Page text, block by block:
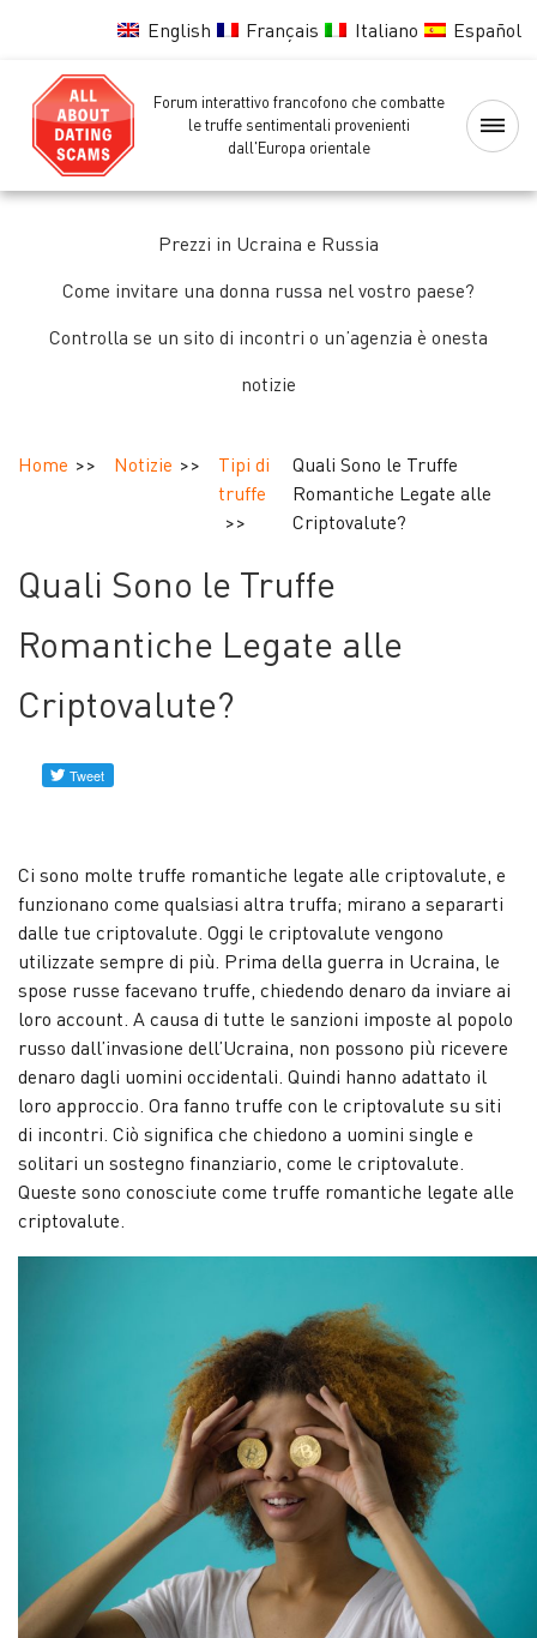
English Français Italiano Español
Forum interattivo francofono che combatte
le truffe sentimentali provenienti
dall'Europa orientale
Home
Lista
ragazze
verificati
Contattaci
Notizie
Prezzi in Ucraina e Russia
Come invitare una donna russa nel vostro paese?
Controlla se un sito di incontri o un’agenzia è onesta
notizie
Home Notizie
Tipi di
truffe
Quali Sono le Truffe
Romantiche Legate alle
Criptovalute?
Quali Sono le Truffe
Romantiche Legate alle
Criptovalute?
Ci sono molte truffe romantiche legate alle criptovalute, e
funzionano come qualsiasi altra truffa; mirano a separarti
dalle tue criptovalute. Oggi le criptovalute vengono
utilizzate sempre di più. Prima della guerra in Ucraina, le
spose russe facevano truffe, chiedendo denaro da inviare ai
loro account. A causa di tutte le sanzioni imposte al popolo
russo dall’invasione dell’Ucraina, non possono più ricevere
denaro dagli uomini occidentali. Quindi hanno adattato il
loro approccio. Ora fanno truffe con le criptovalute su siti
di incontri. Ciò significa che chiedono a uomini single e
solitari un sostegno finanziario, come le criptovalute.
Queste sono conosciute come truffe romantiche legate alle
criptovalute.